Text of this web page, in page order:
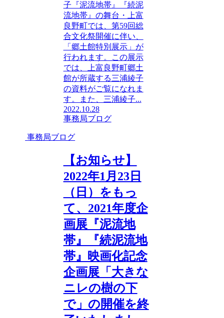
子『泥流地帯』『続泥
流地帯』の舞台・上富
良野町では、第59回総
合文化祭開催に伴い、
「郷土館特別展示」が
行われます。この展示
では、上富良野町郷土
館が所蔵する三浦綾子
の資料がご覧になれま
す。また、三浦綾子...
2022.10.28
事務局ブログ
事務局ブログ
【お知らせ】
2022年1月23日
（日）をもっ
て、2021年度企
画展『泥流地
帯』『続泥流地
帯』映画化記念
企画展「大きな
ニレの樹の下
で」の開催を終